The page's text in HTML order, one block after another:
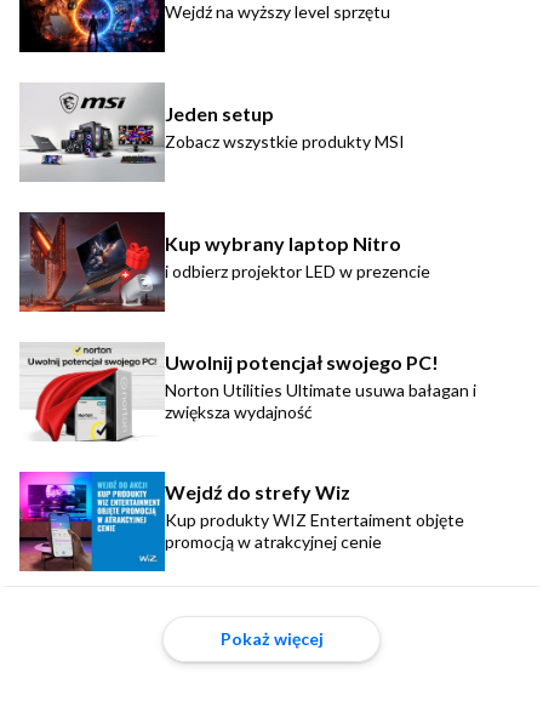
Wejdź na wyższy level sprzętu
Jeden setup
Zobacz wszystkie produkty MSI
Kup wybrany laptop Nitro
i odbierz projektor LED w prezencie
Uwolnij potencjał swojego PC!
Norton Utilities Ultimate usuwa bałagan i
zwiększa wydajność
Wejdź do strefy Wiz
Kup produkty WIZ Entertaiment objęte
promocją w atrakcyjnej cenie
Pokaż więcej